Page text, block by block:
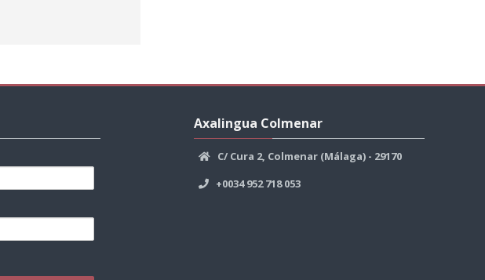
Axalingua Colmenar
C/ Cura 2, Colmenar (Málaga) - 29170
+0034 952 718 053